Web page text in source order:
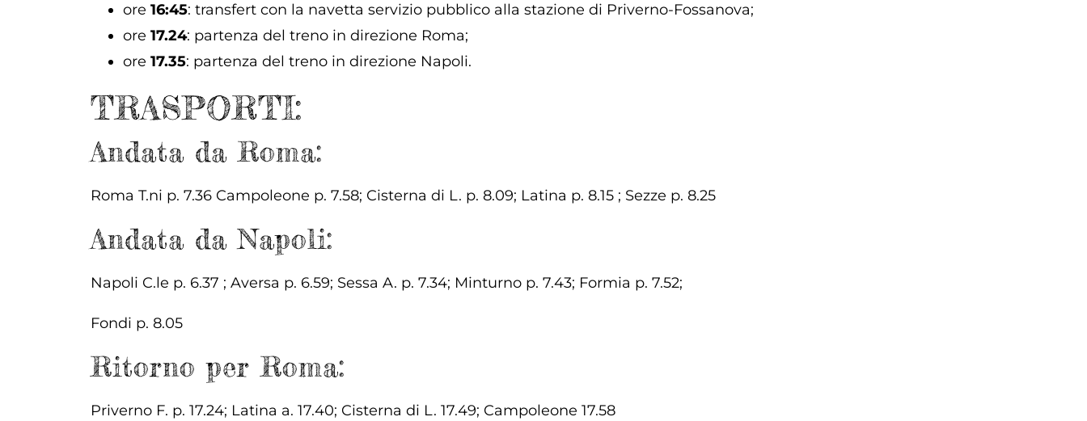
ore 16:45: transfert con la navetta servizio pubblico alla stazione di Priverno-Fossanova;
ore 17.24: partenza del treno in direzione Roma;
ore 17.35: partenza del treno in direzione Napoli.
TRASPORTI:
Andata da Roma:
Roma T.ni p. 7.36 Campoleone p. 7.58; Cisterna di L. p. 8.09; Latina p. 8.15 ; Sezze p. 8.25
Andata da Napoli:
Napoli C.le p. 6.37 ; Aversa p. 6.59; Sessa A. p. 7.34; Minturno p. 7.43; Formia p. 7.52;
Fondi p. 8.05
Ritorno per Roma:
Priverno F. p. 17.24; Latina a. 17.40; Cisterna di L. 17.49; Campoleone 17.58